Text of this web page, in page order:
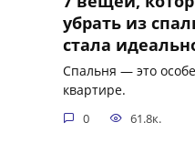
убрать из
стала
Спальня — это
квартире.
0 61.8к.